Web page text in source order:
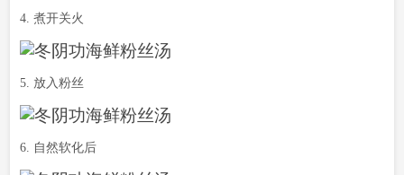
4. 煮开关火
5. 放入粉丝
6. 自然软化后